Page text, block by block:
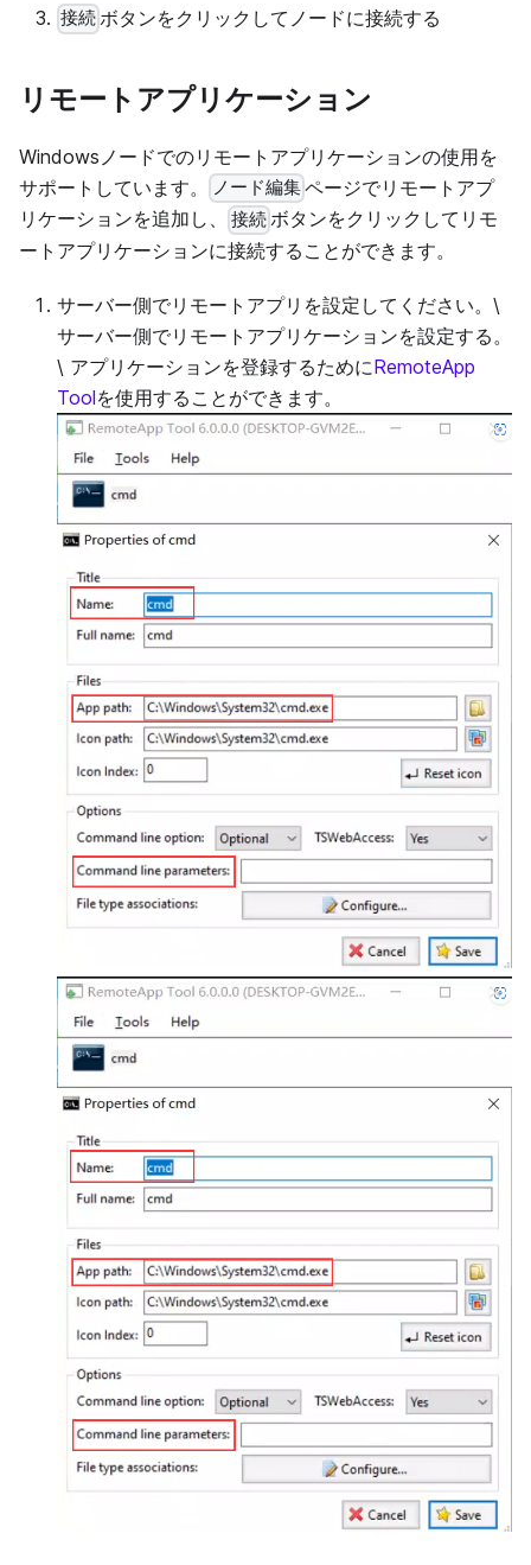
接続 ボタンをクリックしてノードに接続する
リモートアプリケーション
Windowsノードでのリモートアプリケーションの使用を
サポートしています。
ノード編集ページでリモートアプ
リケーションを追加し、
接続ボタンをクリックしてリモ
ートアプリケーションに接続することができます。
サーバー側でリモートアプリを設定してください。\
サーバー側でリモートアプリケーションを設定する。
\ アプリケーションを登録するためにRemoteApp
Toolを使用することができます。